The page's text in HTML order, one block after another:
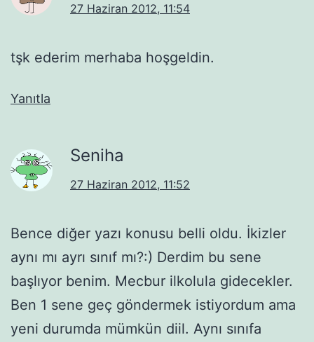
27 Haziran 2012, 11:54
tşk ederim merhaba hoşgeldin.
Yanıtla
Seniha
27 Haziran 2012, 11:52
Bence diğer yazı konusu belli oldu. İkizler
aynı mı ayrı sınıf mı?:) Derdim bu sene
başlıyor benim. Mecbur ilkolula gidecekler.
Ben 1 sene geç göndermek istiyordum ama
yeni durumda mümkün diil. Aynı sınıfa